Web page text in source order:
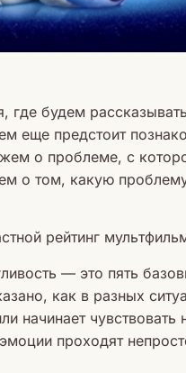
где будем
еще предстоит
о проблеме, с
о том, какую
рейтинг
— это пять
как в разных
начинает чувствовать
проходят